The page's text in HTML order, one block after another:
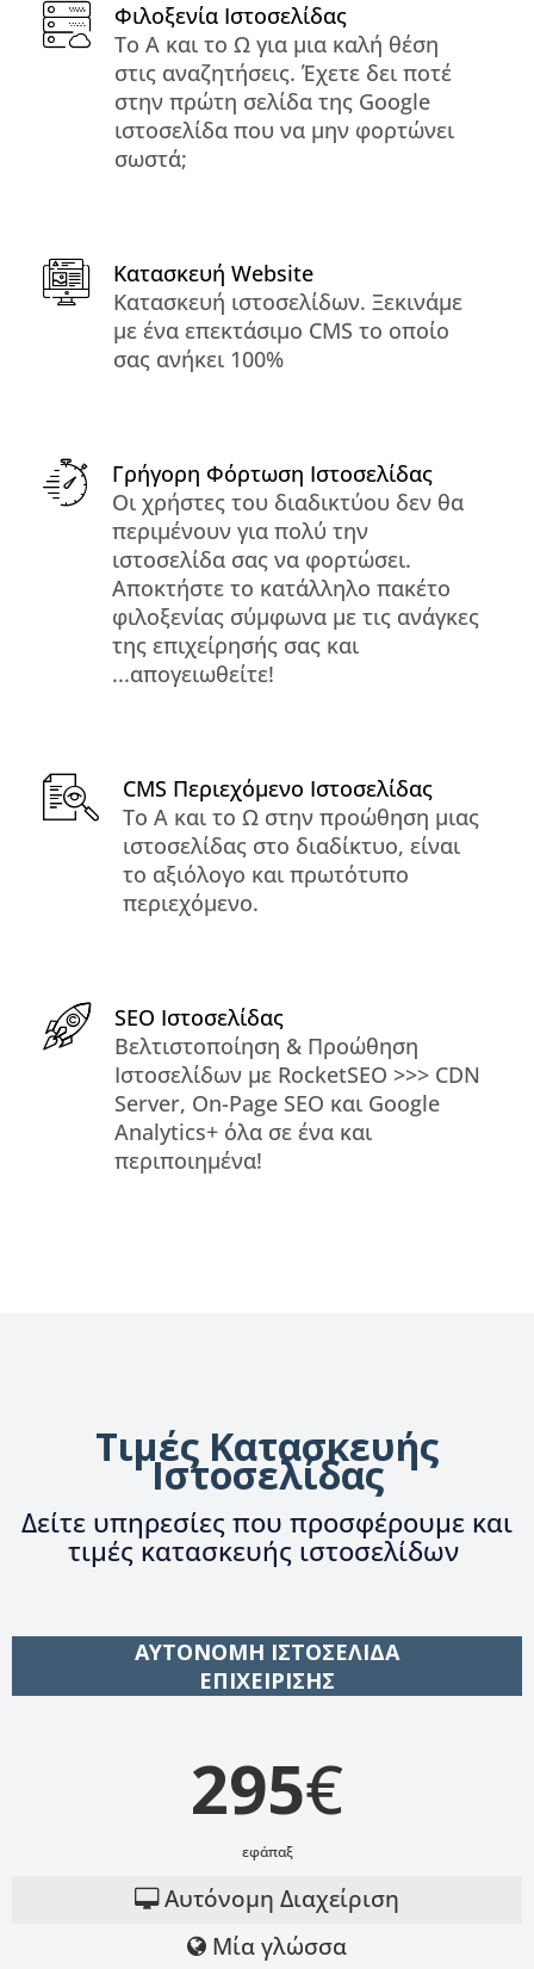
Φιλοξενία Ιστοσελίδας
Το Α και το Ω για μια καλή θέση
στις αναζητήσεις. Έχετε δει ποτέ
στην πρώτη σελίδα της Google
ιστοσελίδα που να μην φορτώνει
σωστά;
Κατασκευή Website
Κατασκευή ιστοσελίδων. Ξεκινάμε
με ένα επεκτάσιμο CMS το οποίο
σας ανήκει 100%
Γρήγορη Φόρτωση Ιστοσελίδας
Οι χρήστες του διαδικτύου δεν θα
περιμένουν για πολύ την
ιστοσελίδα σας να φορτώσει.
Αποκτήστε το κατάλληλο πακέτο
φιλοξενίας σύμφωνα με τις ανάγκες
της επιχείρησής σας και
...απογειωθείτε!
CMS Περιεχόμενο Ιστοσελίδας
Το Α και το Ω στην προώθηση μιας
ιστοσελίδας στο διαδίκτυο, είναι
το αξιόλογο και πρωτότυπο
περιεχόμενο.
SEO Ιστοσελίδας
Βελτιστοποίηση & Προώθηση
Ιστοσελίδων με RocketSEO >>> CDN
Server, On-Page SEO και Google
Analytics+ όλα σε ένα και
περιποιημένα!
Τιμές Κατασκευής
Ιστοσελίδας
Δείτε υπηρεσίες που προσφέρουμε και
τιμές κατασκευής ιστοσελίδων
ΑΥΤΟΝΟΜΗ ΙΣΤΟΣΕΛΙΔΑ
ΕΠΙΧΕΙΡΙΣΗΣ
295€
εφάπαξ
Αυτόνομη Διαχείριση
Μία γλώσσα